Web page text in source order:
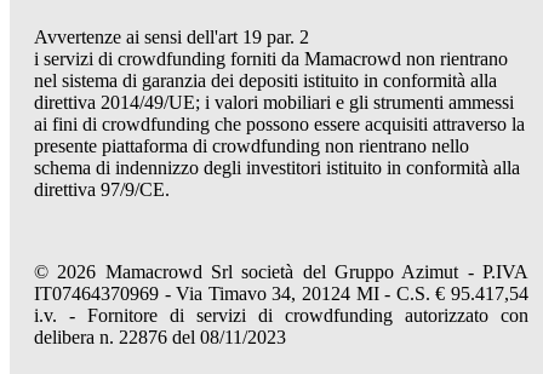
Avvertenze ai sensi dell'art 19 par. 2
i servizi di crowdfunding forniti da Mamacrowd non rientrano
nel sistema di garanzia dei depositi istituito in conformità alla
direttiva 2014/49/UE; i valori mobiliari e gli strumenti ammessi
ai fini di crowdfunding che possono essere acquisiti attraverso la
presente piattaforma di crowdfunding non rientrano nello
schema di indennizzo degli investitori istituito in conformità alla
direttiva 97/9/CE.
© 2026 Mamacrowd Srl società del Gruppo Azimut - P.IVA
IT07464370969 - Via Timavo 34, 20124 MI - C.S. € 95.417,54
i.v. - Fornitore di servizi di crowdfunding autorizzato con
delibera n. 22876 del 08/11/2023